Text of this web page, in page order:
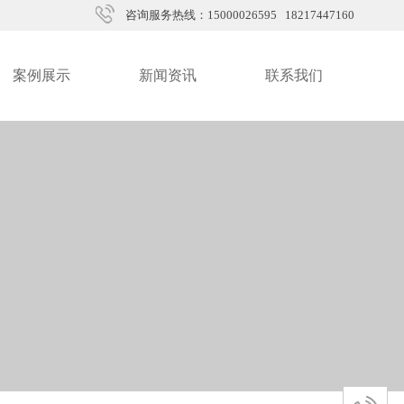
咨询服务热线：15000026595 18217447160
案例展示 新闻资讯 联系我们